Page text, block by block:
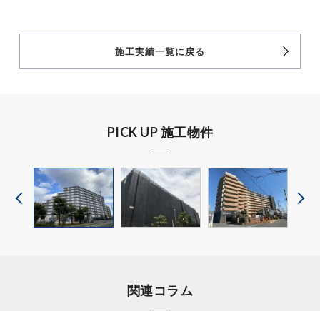
施工実績一覧に戻る
PICK UP 施工物件
関連コラム